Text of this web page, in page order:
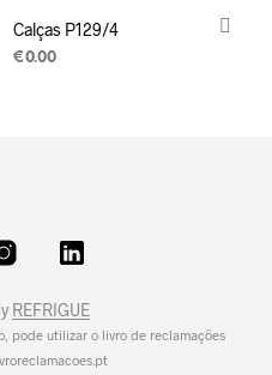
Calças P129/4
€0.00
REFRIGUE
pode utilizar o livro de reclamações